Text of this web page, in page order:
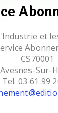
et
CS70001
Sur-
Tel. 03 61 99